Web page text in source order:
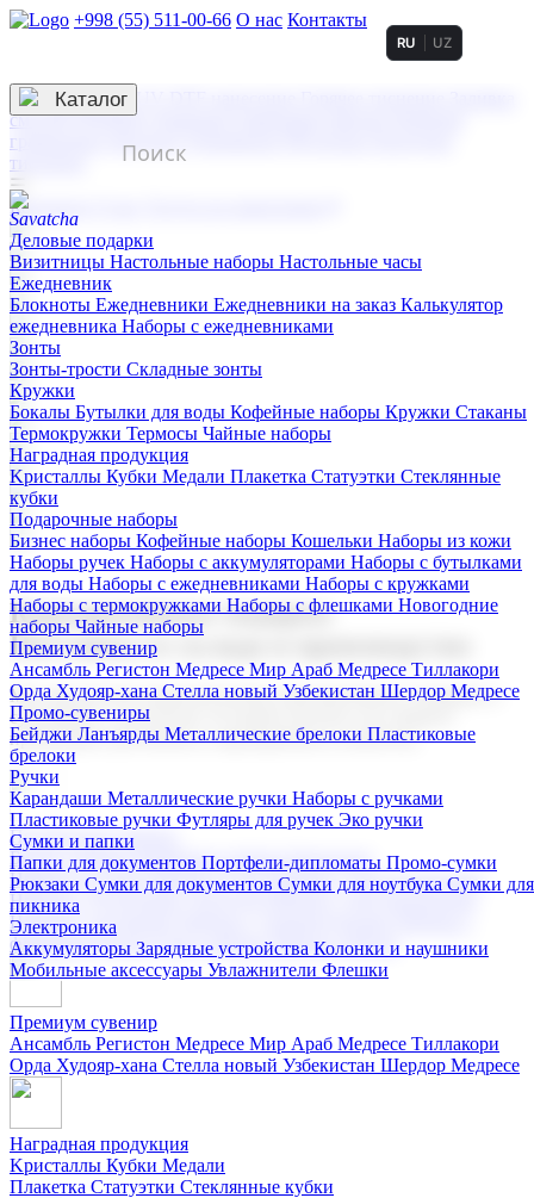
+998 (55) 511-00-66 О нас Контакты
3D гравировка
смолой (Doming)
гравировка твердая
тиснение
RU UZ
☰
Контакты
Каталог
Деловые подарки
Визитницы Настольные наборы Настольные часы
Ежедневник
Блокноты Ежедневники Ежедневники на заказ Калькулятор
ежедневника Наборы с ежедневниками
Зонты
Зонты-трости Складные зонты
Кружки
Бокалы Бутылки для воды Кофейные наборы Кружки Стаканы
Термокружки Термосы Чайные наборы
Наградная продукция
Kристаллы Кубки Медали Плакетка Статуэтки Стеклянные
кубки
Подарочные наборы
Бизнес наборы Кофейные наборы Кошельки Наборы из кожи
Наборы ручек Наборы с аккумуляторами Наборы с бутылками
для воды Наборы с ежедневниками Наборы с кружками
Наборы с термокружками Наборы с флешками Новогодние
наборы Чайные наборы
Премиум сувенир
Ансамбль Регистон Медресе Мир Араб Медресе Тиллакори
Орда Худояр-хана Стелла новый Узбекистан Шердор Медресе
Промо-сувениры
Бейджи Ланъярды Металлические брелоки Пластиковые
брелоки
Ручки
Карандаши Металлические ручки Наборы с ручками
Пластиковые ручки Футляры для ручек Эко ручки
Сумки и папки
Папки для документов Портфели-дипломаты Промо-сумки
Рюкзаки Сумки для документов Сумки для ноутбука Сумки для
пикника
Электроника
Аккумуляторы Зарядные устройства Колонки и наушники
Мобильные аксессуары Увлажнители Флешки
Корпоративные подарки
Поставка со склада и производство
Мы предлагаем широкий выбор корпоративных подарков и
сувениров с логотипом. В нашем каталоге вы найдете
продукцию для бизнеса, мероприятия и клиентов.
Подарочные наборы
Бизнес наборыКофейные наборы Кошельки
Наборы из кожиНаборы ручекНаборы с аккумуляторами
Наборы с бутылками для воды
Наборы с ежедневниками
Наборы с кружками
флешкамиНовогодние наборыЧайные наборы
Премиум сувенир
Ансамбль Регистон Медресе Мир Араб Медресе Тиллакори
Орда Худояр-хана Стелла новый Узбекистан Шердор Медресе
Наградная продукция
Kристаллы Кубки Медали
Плакетка Статуэтки Стеклянные кубки